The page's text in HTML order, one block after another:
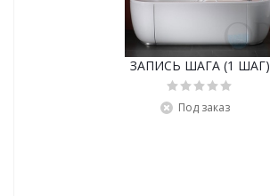
ЗАПИСЬ ШАГА (1 ШАГ)
Под заказ